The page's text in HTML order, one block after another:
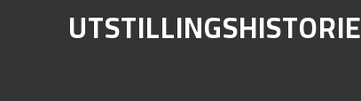
UTSTILLINGSHISTORIE